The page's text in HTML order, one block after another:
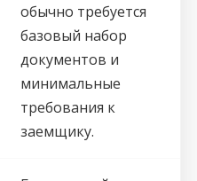
обычно требуется
базовый набор
документов и
минимальные
требования к
заемщику.